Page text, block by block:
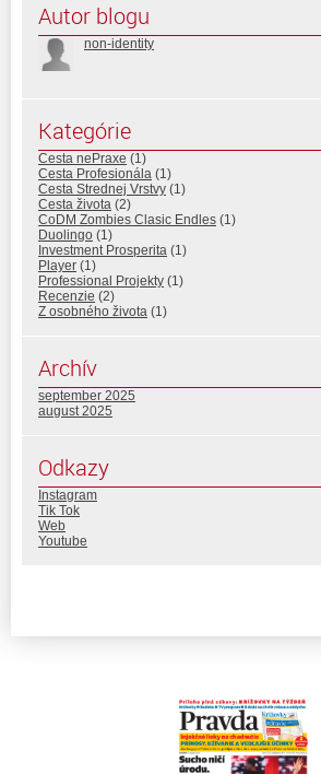
Autor blogu
non-identity
Kategórie
Cesta nePraxe (1)
Cesta Profesionála (1)
Cesta Strednej Vrstvy (1)
Cesta života (2)
CoDM Zombies Clasic Endles (1)
Duolingo (1)
Investment Prosperita (1)
Player (1)
Professional Projekty (1)
Recenzie (2)
Z osobného života (1)
Archív
september 2025
august 2025
Odkazy
Instagram
Tik Tok
Web
Youtube